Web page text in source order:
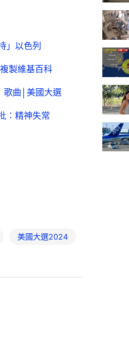
」以色列
製維基百科
曲│美國大選
：精神失常
美國大選2024